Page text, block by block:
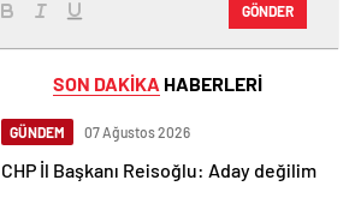
GÖNDER
SON DAKİKA HABERLERİ
GÜNDEM 07 Ağustos 2026
CHP İl Başkanı Reisoğlu: Aday değilim